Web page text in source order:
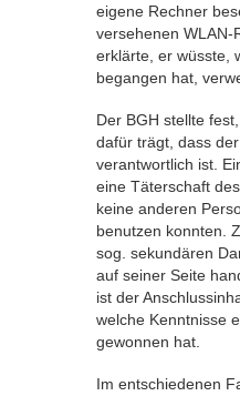
eigene Rechner
versehenen WLAN-
erklärte, er wüsste,
begangen hat,
Der BGH stellte
dafür trägt, dass
verantwortlich ist.
eine Täterschaft
keine anderen
benutzen konnten.
sog. sekundären
auf seiner Seite
ist der
welche Kenntnisse
gewonnen hat.
Im entschiedenen